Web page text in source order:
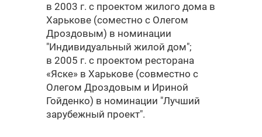
в 2003 г. с проектом жилого дома в
Харькове (соместно с Олегом
Дроздовым) в номинации
"Индивидуальный жилой дом";
в 2005 г. с проектом ресторана
«Яске» в Харькове (совместно с
Олегом Дроздовым и Ириной
Гойденко) в номинации "Лучший
зарубежный проект".